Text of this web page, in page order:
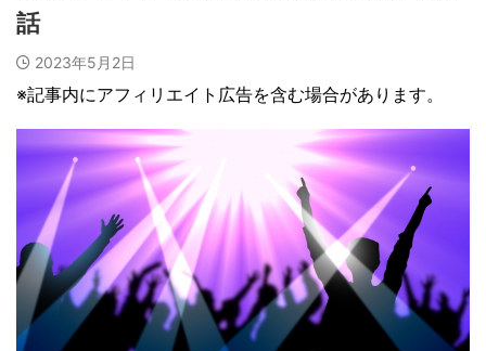
話
2023年5月2日
※記事内にアフィリエイト広告を含む場合があります。